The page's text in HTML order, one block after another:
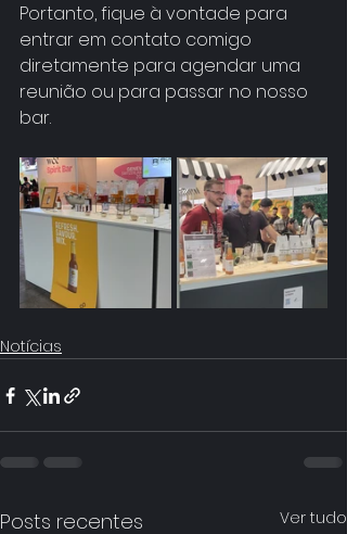
Portanto, fique à vontade para
entrar em contato comigo
diretamente para agendar uma
reunião ou para passar no nosso
bar.
Notícias
Posts recentes Ver tudo